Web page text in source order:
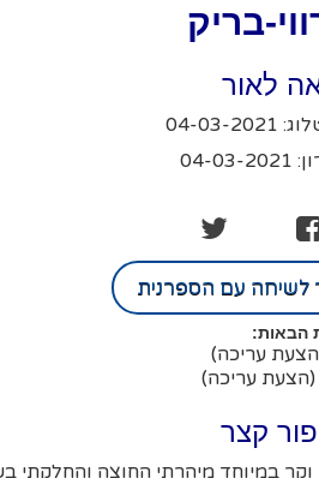
בריק
לאור
2021
עם הספרנית
הבאות:
עריכה)
(הצעת עריכה)
קצר
וקר במיוחד מיהרתי החוצה והחלקתי